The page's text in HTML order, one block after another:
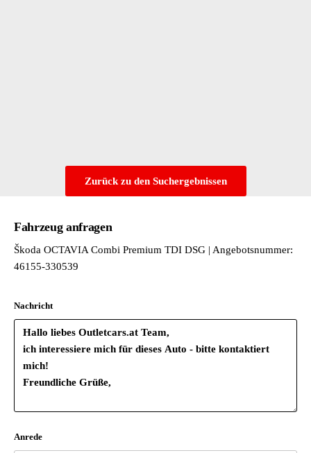
Warnsignal für nicht angelegte Gurte
Dachhaltegriffe vorne und hinten
Dachreling silber
Differenzialsperre ( XDS ) Dynamische Traktions Hilfe
Drehstromgenerator 140 A
Einbau Differenzierung für Getriebe"DQ381" -- Fahrzeugteile --
Eiskratzer im Tankdeckel
Fahrersitz höhenverstellbar
Fernbedienung für Zentralverriegelung
Flaschenhalter in den vorderen Türen
Zurück zu den Suchergebnissen
Fahrzeug anfragen
Škoda OCTAVIA Combi Premium TDI DSG | Angebotsnummer:
46155-330539
Nachricht
Anrede